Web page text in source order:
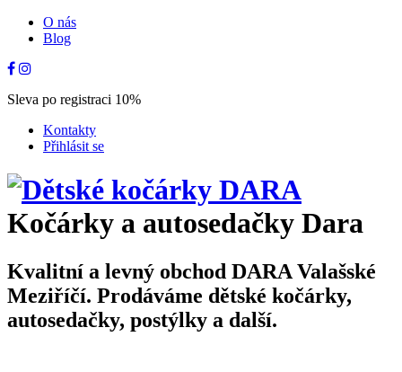
O nás
Blog
Sleva po registraci 10%
Kontakty
Přihlásit se
Kočárky a autosedačky Dara
Kvalitní a levný obchod DARA Valašské
Meziříčí. Prodáváme dětské kočárky,
autosedačky, postýlky a další.